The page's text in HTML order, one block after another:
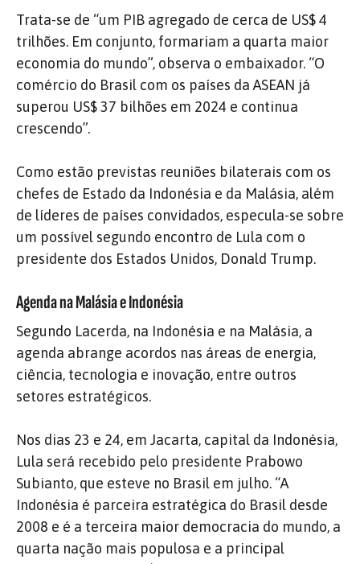
Trata-se de “um PIB agregado de cerca de US$ 4
trilhões. Em conjunto, formariam a quarta maior
economia do mundo”, observa o embaixador. “O
comércio do Brasil com os países da ASEAN já
superou US$ 37 bilhões em 2024 e continua
crescendo”.
Como estão previstas reuniões bilaterais com os
chefes de Estado da Indonésia e da Malásia, além
de líderes de países convidados, especula-se sobre
um possível segundo encontro de Lula com o
presidente dos Estados Unidos, Donald Trump.
Agenda na Malásia e Indonésia
Segundo Lacerda, na Indonésia e na Malásia, a
agenda abrange acordos nas áreas de energia,
ciência, tecnologia e inovação, entre outros
setores estratégicos.
Nos dias 23 e 24, em Jacarta, capital da Indonésia,
Lula será recebido pelo presidente Prabowo
Subianto, que esteve no Brasil em julho. “A
Indonésia é parceira estratégica do Brasil desde
2008 e é a terceira maior democracia do mundo, a
quarta nação mais populosa e a principal